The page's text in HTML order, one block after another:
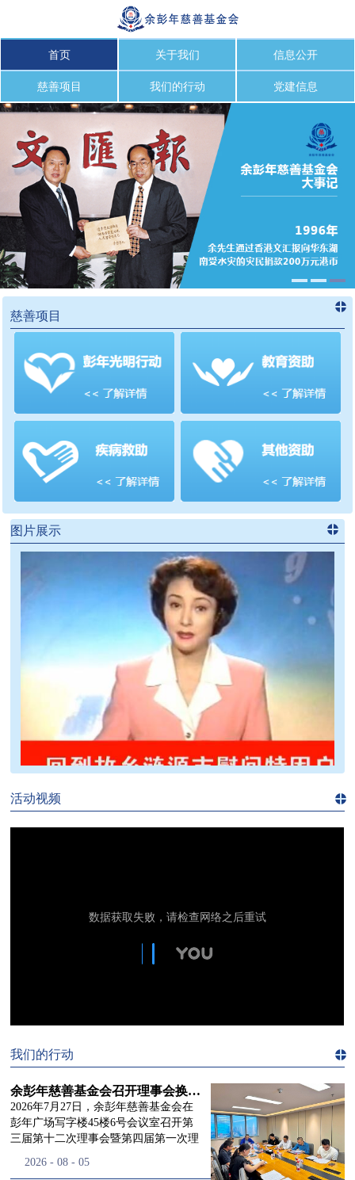
首页 关于我们 信息公开
慈善项目 我们的行动 党建信息
慈善项目
进入慈
>>
图片展示
建信息
>>
活动视频
我们的行动
余彭年慈善基金会召开理事会换届会议
2026年7月27日，余彭年慈善基金会在
彭年广场写字楼45楼6号会议室召开第
三届第十二次理事会暨第四届第一次理
徐滨先生；副理事长兼秘书长彭志兵先
2026 - 08 - 05
们的行